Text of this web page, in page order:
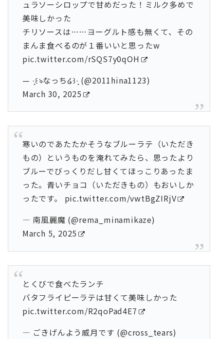
ュラソーシロップで甘めだった！ミルク多めで
美味しかった
チリソースは……ヨーグルト感も無くて、その
まんま食べるのが１番いいと思ったw
pic.twitter.com/rSQS7y0qOH
— ·̩͙꒰ঌなっち໒꒱·̩͙ (@2011hina1123)
March 30, 2025
寒いのであたたかそうなブルーラテ（いただき
もの）というものを淹れてみたら、思ったより
ブルーでびっくりだし甘くてほっこりあったま
った。青いチョコ（いただきもの）もおいしか
ったです。 pic.twitter.com/vwtBgZIRjV
— 南風麗魔 (@rema_minamikaze)
March 5, 2025
とくびで食べたランチ
バタフライピーラテは甘くて美味しかった
pic.twitter.com/R2qoPad4E7
— ごきげんよう威月です (@cross_tears)